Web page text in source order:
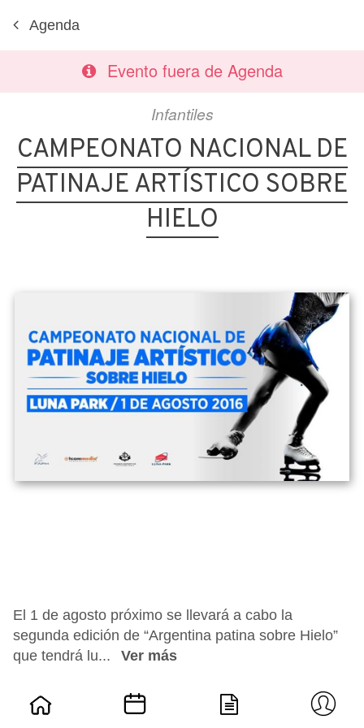
Agenda
Evento fuera de Agenda
Infantiles
CAMPEONATO NACIONAL DE
PATINAJE ARTÍSTICO SOBRE
HIELO
El 1 de agosto próximo se llevará a cabo la
segunda edición de “Argentina patina sobre Hielo”
que tendrá lu...
Ver más